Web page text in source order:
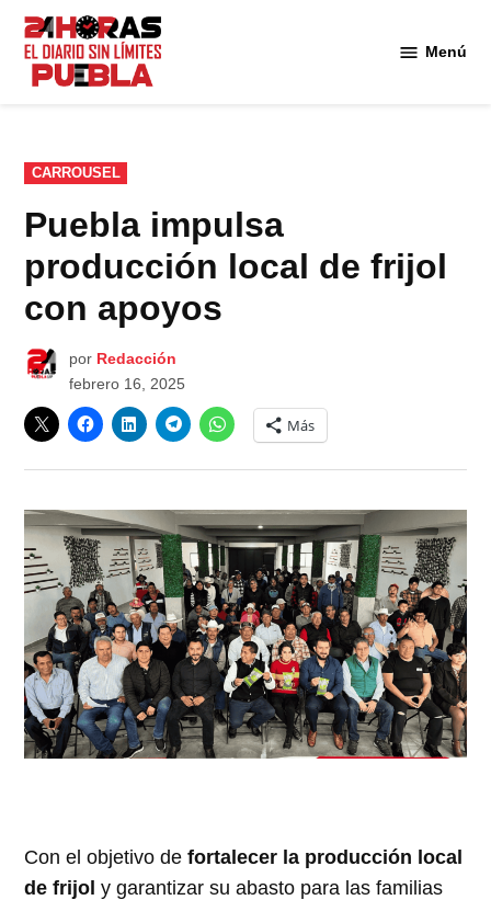
Saltar
contenido
Menú
PUBLICADO
EN
CARROUSEL
Puebla impulsa
producción local de frijol
con apoyos
por Redacción
febrero 16, 2025
Más
Con el objetivo defortalecer la producción local
de frijol y garantizar su abasto para las familias